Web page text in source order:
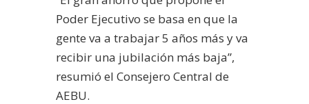
Poder Ejecutivo se basa en que la
gente va a trabajar 5 años más y va
recibir una jubilación más baja”,
resumió el Consejero Central de
AEBU.